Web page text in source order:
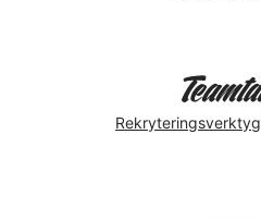
Rekryteringsverktyg